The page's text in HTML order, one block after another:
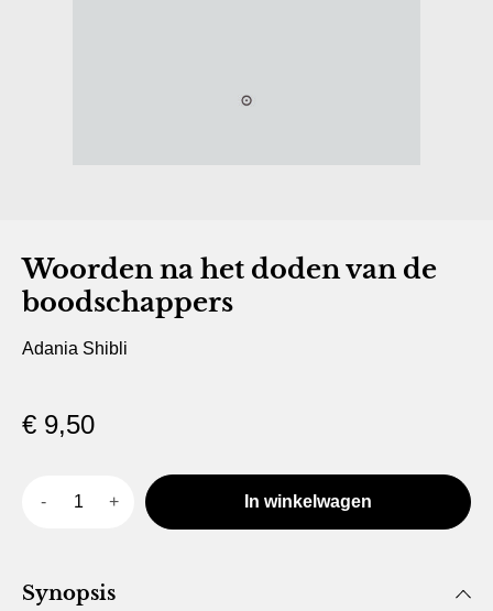
Woorden na het doden van de
boodschappers
Adania Shibli
€ 9,50
In winkelwagen
Synopsis